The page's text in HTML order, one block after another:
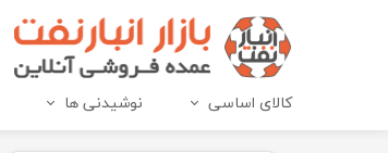
کالای اساسی نوشیدنی ها